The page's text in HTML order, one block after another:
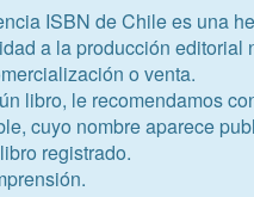
ISBN de Chile es una
a la producción editorial
o venta.
libro, le recomendamos
cuyo nombre aparece
registrado.